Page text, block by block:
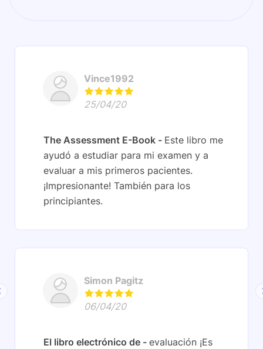
Vince1992
25/04/20
The Assessment E-Book
Este libro me
ayudó a estudiar para mi examen y a
evaluar a mis primeros pacientes.
¡Impresionante! También para los
principiantes.
Simon Pagitz
06/04/20
El libro electrónico de
evaluación ¡Es